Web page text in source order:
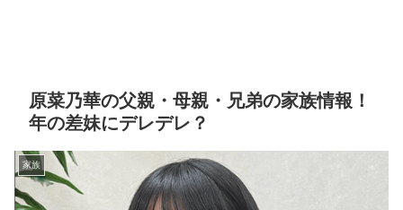
原菜乃華の父親・母親・兄弟の家族情報！
年の差妹にデレデレ？
家族